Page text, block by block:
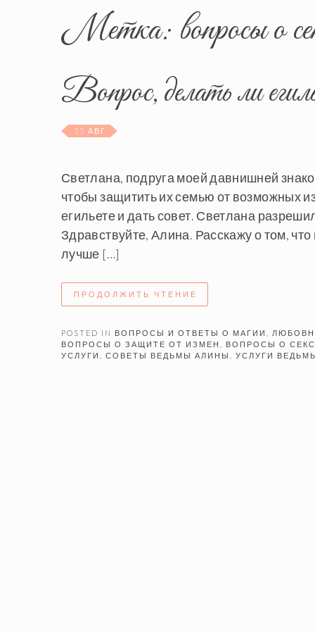
Метка: вопросы о
Вопрос, делать ли
25 АВГ
Светлана, подруга моей давнишней
чтобы защитить их семью от возможных
егильете и дать совет. Светлана
Здравствуйте, Алина. Расскажу о том,
лучше […]
ПРОДОЛЖИТЬ ЧТЕНИЕ
POSTED IN ВОПРОСЫ И ОТВЕТЫ О МАГИИ
ВОПРОСЫ О ЗАЩИТЕ ОТ ИЗМЕН
ВОПРОСЫ О
УСЛУГИ
СОВЕТЫ ВЕДЬМЫ АЛИНЫ УСЛУГИ